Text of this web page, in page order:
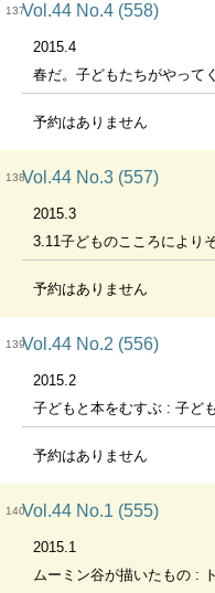
137Vol.44 No.4 (558)
2015.4
春だ。子どもたちがやって
予約はありません
138Vol.44 No.3 (557)
2015.3
3.11子どものこころにより
予約はありません
139Vol.44 No.2 (556)
2015.2
子どもと本をむすぶ : 子ど
予約はありません
140Vol.44 No.1 (555)
2015.1
ムーミン谷が描いたもの :